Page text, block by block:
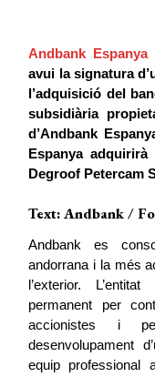
Andbank Espanya
avui la signatura
l’adquisició del
subsidiària
d’Andbank
Espanya
Degroof Petercam
Text: Andbank /
Andbank es
andorrana i la més
l’exterior.
permanent per
accionistes i
desenvolupament
equip professional